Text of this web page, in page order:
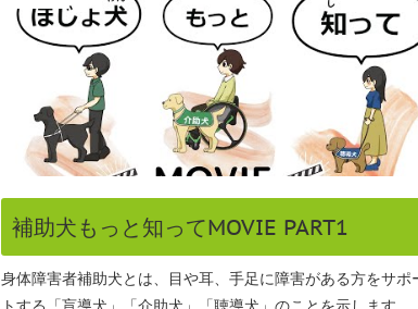
補助犬もっと知ってMOVIE PART1
身体障害者補助犬とは、目や耳、手足に障害がある方をサポ